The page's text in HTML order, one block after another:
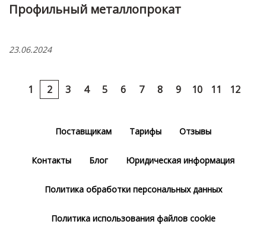
Профильный металлопрокат
23.06.2024
1 2 3 4 5 6 7 8 9 10 11 12
Поставщикам Тарифы Отзывы
Контакты Блог Юридическая информация
Политика обработки персональных данных
Политика использования файлов cookie